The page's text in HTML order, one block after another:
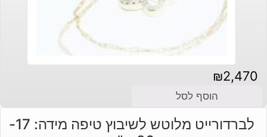
₪2,470
הוסף לסל
לברדורייט מלוטש לשיבוץ טיפה מידה: 17-